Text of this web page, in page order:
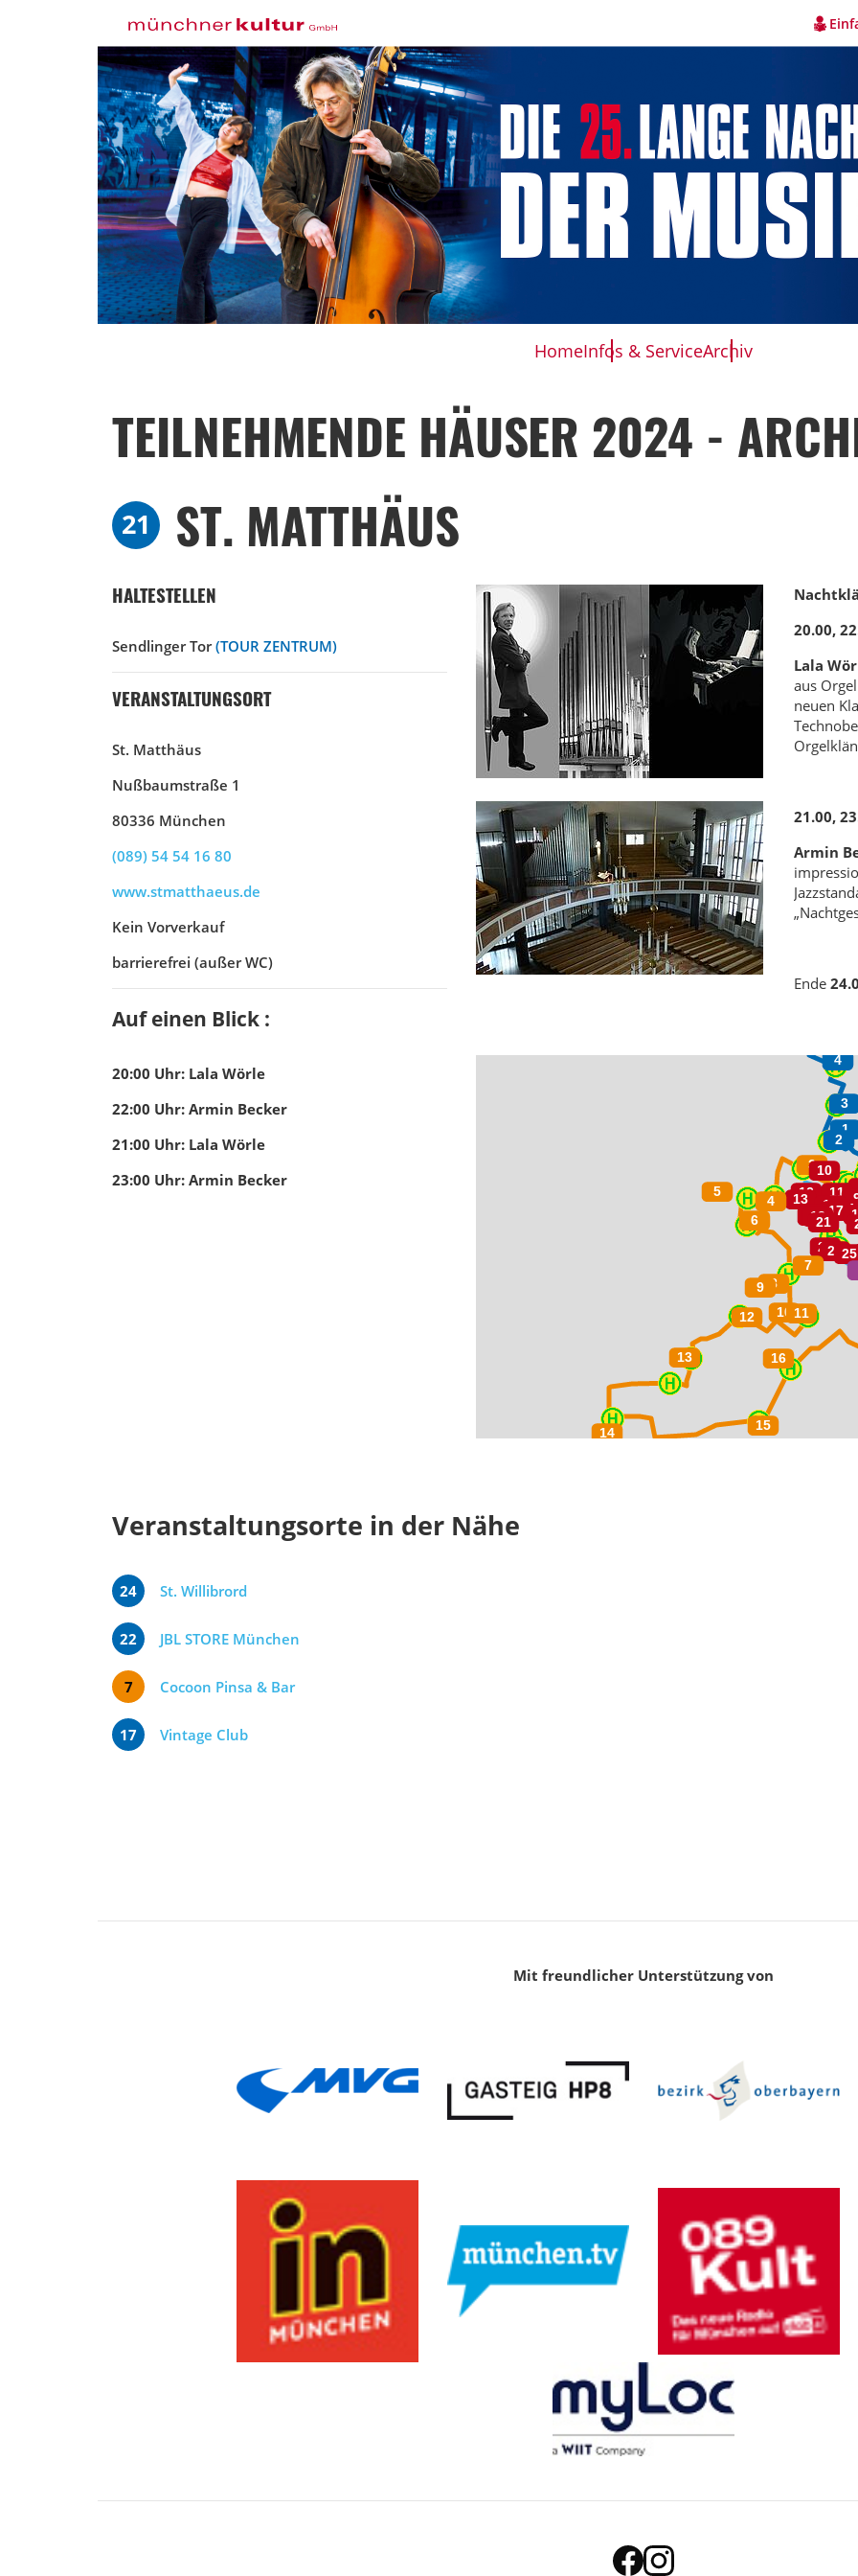
HomeInfos & ServiceArchiv
TEILNEHMENDE HÄUSER 2024 -
21 ST. MATTHÄUS
HALTESTELLEN
Sendlinger Tor (TOUR ZENTRUM)
VERANSTALTUNGSORT
St. Matthäus
Nußbaumstraße 1
80336 München
(089) 54 54 16 80
www.stmatthaeus.de
Kein Vorverkauf
barrierefrei (außer WC)
Auf einen Blick :
20:00 Uhr: Lala Wörle
22:00 Uhr: Armin Becker
21:00 Uhr: Lala Wörle
23:00 Uhr: Armin Becker
20.00,
Lala
aus
neuen
21.00,
Armin
Ende
Veranstaltungsorte in der Nähe
24 St. Willibrord
22 JBL STORE München
7 Cocoon Pinsa & Bar
17 Vintage Club
Mit freundlicher Unterstützung von